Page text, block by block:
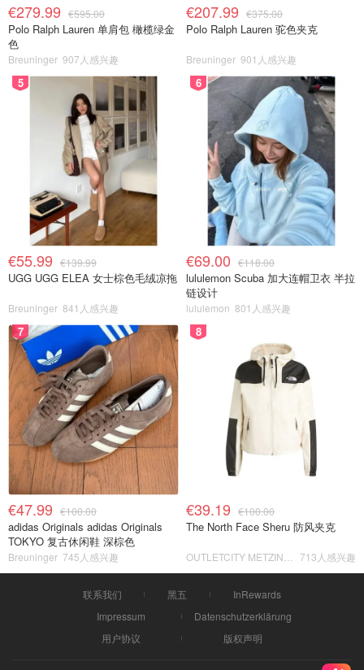
€279.99 €595.00
Polo Ralph Lauren 单肩包 橄榄绿金
色
Breuninger 907人感兴趣
€207.99 €375.00
Polo Ralph Lauren 驼色夹克
Breuninger 901人感兴趣
5
€55.99 €139.99
UGG UGG ELEA 女士棕色毛绒凉拖
Breuninger 841人感兴趣
6
€69.00 €118.00
lululemon Scuba 加大连帽卫衣 半拉
链设计
lululemon 801人感兴趣
7
€47.99 €100.00
adidas Originals adidas Originals
TOKYO 复古休闲鞋 深棕色
Breuninger 745人感兴趣
8
€39.19 €100.00
The North Face Sheru 防风夹克
713人感兴趣
联系我们 黑五
InRewards
Impressum
Datenschutzerklärung
用户协议
版权声明